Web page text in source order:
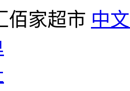
佰家超市 中